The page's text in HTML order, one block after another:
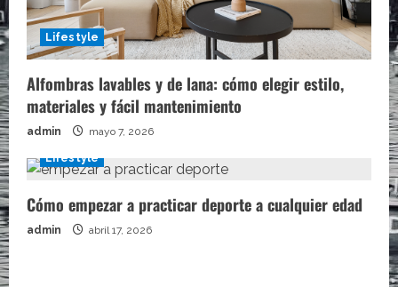
Lifestyle
Alfombras lavables y de lana: cómo elegir estilo,
materiales y fácil mantenimiento
admin mayo 7, 2026
Lifestyle
Cómo empezar a practicar deporte a cualquier edad
admin abril 17, 2026